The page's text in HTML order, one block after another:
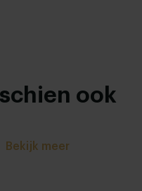
ook
Bekijk meer